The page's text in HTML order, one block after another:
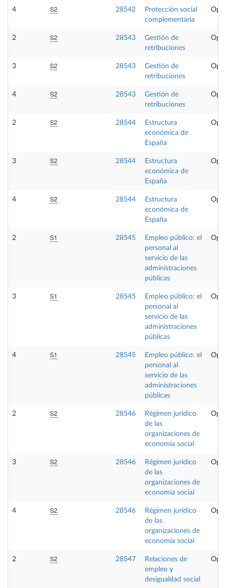
4 S2 28542
Protección social
complementaria
2 S2 28543
Gestión de
retribuciones
3 S2 28543
Gestión de
retribuciones
4 S2 28543
Gestión de
retribuciones
2 S2 28544
Estructura
económica de
España
3 S2 28544
Estructura
económica de
España
4 S2 28544
Estructura
económica de
España
2 S1 28545
Empleo público: el
personal al
servicio de las
administraciones
públicas
3 S1 28545
Empleo público: el
personal al
servicio de las
administraciones
públicas
4 S1 28545
Empleo público: el
personal al
servicio de las
administraciones
públicas
2 S2 28546
Régimen jurídico
de las
organizaciones de
economía social
3 S2 28546
Régimen jurídico
de las
organizaciones de
economía social
4 S2 28546
Régimen jurídico
de las
organizaciones de
economía social
2 S2 28547
Relaciones de
empleo y
desigualdad social